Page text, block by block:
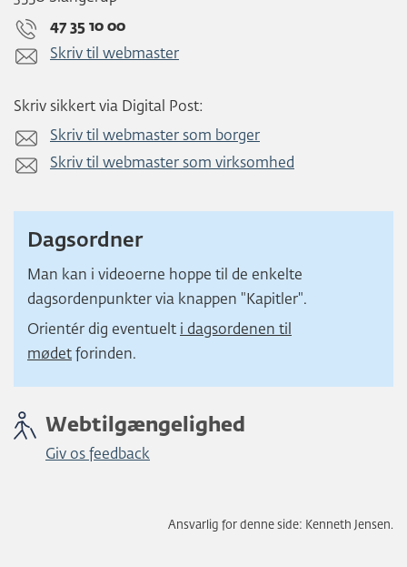
47 35 10 00
Skriv til webmaster
Skriv sikkert via Digital Post:
Skriv til webmaster som borger
Skriv til webmaster som virksomhed
Dagsordner
Man kan i videoerne hoppe til de enkelte
dagsordenpunkter via knappen "Kapitler".
Orientér dig eventuelt i dagsordenen til
mødet forinden.
Webtilgængelighed
Giv os feedback
Ansvarlig for denne side: Kenneth Jensen.